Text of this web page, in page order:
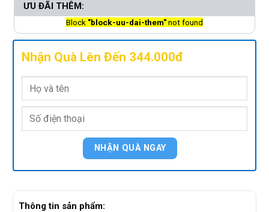
ƯU ĐÃI THÊM:
Block "block-uu-dai-them"not found
Nhận Quà Lên Đến 344.000đ
Thông tin sản phẩm: